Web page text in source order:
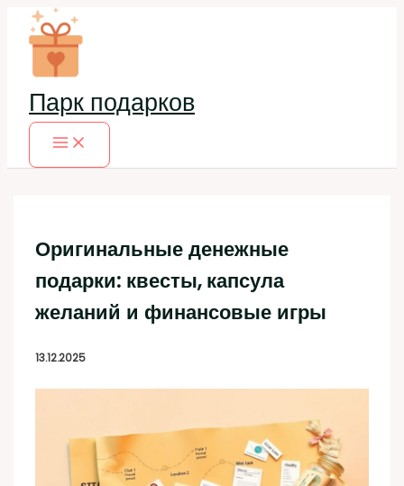
Перейти
содержимому
Парк подарков
Оригинальные денежные
подарки: квесты, капсула
желаний и финансовые игры
13.12.2025